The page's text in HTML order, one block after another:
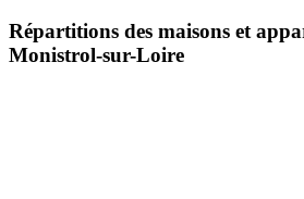
Répartitions des maisons et
Monistrol-sur-Loire